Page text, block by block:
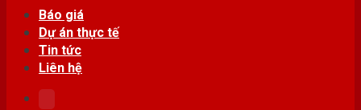
Báo giá
Dự án thực tế
Tin tức
Liên hệ